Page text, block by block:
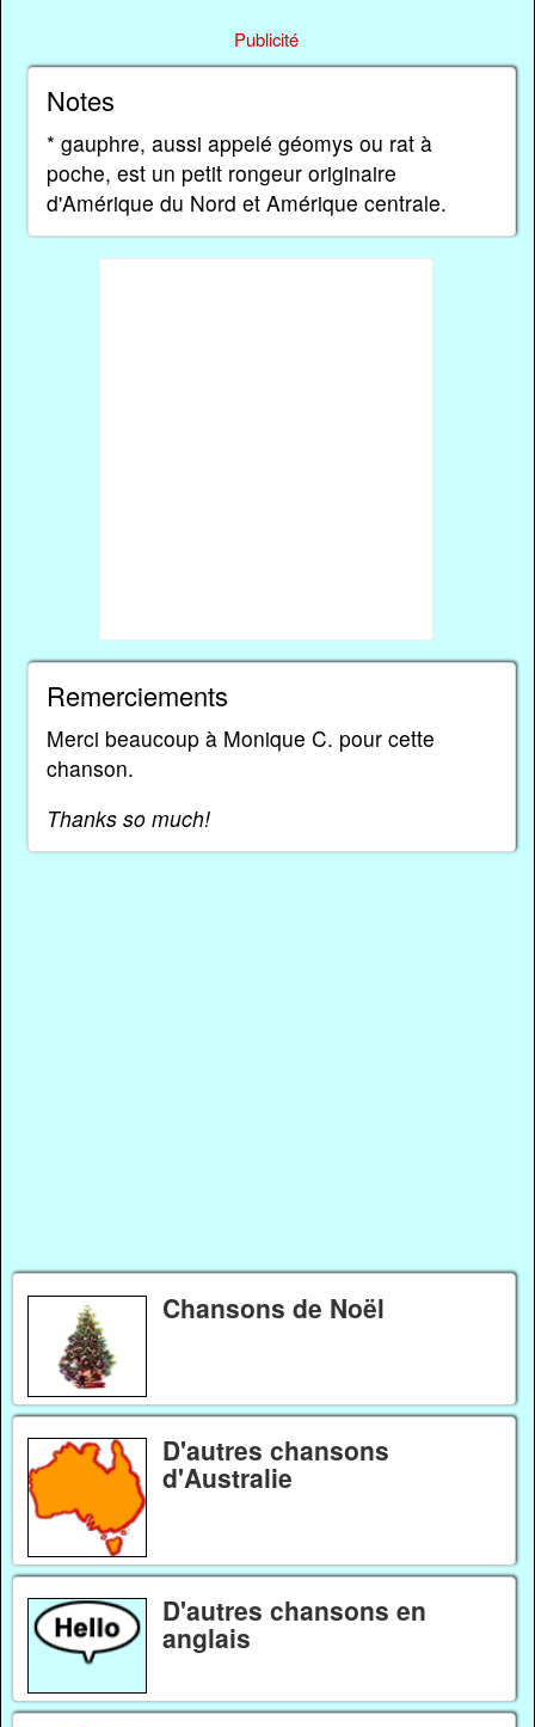
Publicité
Notes
* gauphre, aussi appelé géomys ou rat à
poche, est un petit rongeur originaire
d'Amérique du Nord et Amérique centrale.
Remerciements
Merci beaucoup à Monique C. pour cette
chanson.
Thanks so much!
Chansons de Noël
D'autres chansons
d'Australie
D'autres chansons en
anglais